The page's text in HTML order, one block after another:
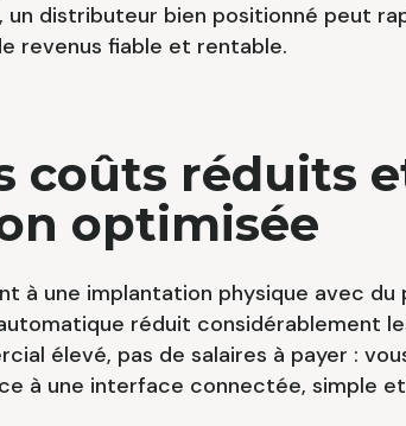
un distributeur bien positionné peut
revenus fiable et rentable.
coûts réduits
optimisée
à une implantation physique avec du
réduit considérablement
élevé, pas de salaires à payer :
à une interface connectée, simple